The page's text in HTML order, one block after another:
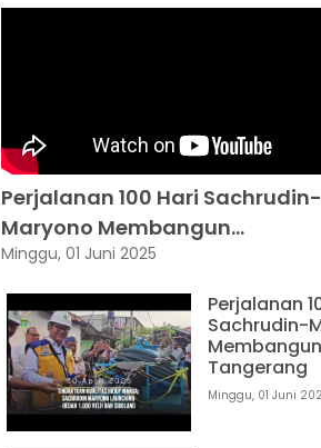
Perjalanan 100 Hari Sachrudin-
Maryono Membangun...
Minggu, 01 Juni 2025
Perjalanan
Sachrudin-
Tangerang
Minggu, 01 Juni